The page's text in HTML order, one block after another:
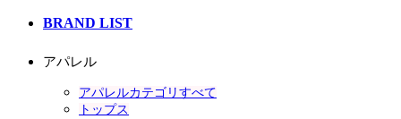
BRAND LIST
アパレル
アパレルカテゴリすべて
トップス